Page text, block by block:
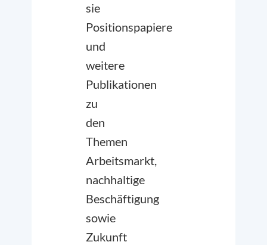
sie
Positionspapiere
und
weitere
Publikationen
zu
den
Themen
Arbeitsmarkt,
nachhaltige
Beschäftigung
sowie
Zukunft